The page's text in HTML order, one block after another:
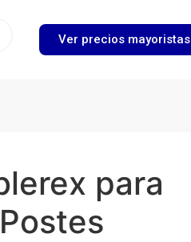
Ver precios mayoristas
para